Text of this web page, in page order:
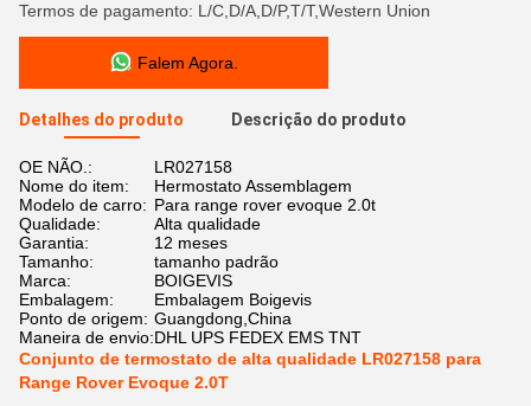
Termos de pagamento: L/C,D/A,D/P,T/T,Western Union
Falem Agora.
Detalhes do produto Descrição do produto
OE NÃO.:
LR027158
Nome do item:
Hermostato Assemblagem
Modelo de carro: Para range rover evoque 2.0t
Qualidade:
Alta qualidade
Garantia:
12 meses
Tamanho:
tamanho padrão
Marca:
BOIGEVIS
Embalagem:
Embalagem Boigevis
Ponto de origem: Guangdong,China
Maneira de envio:DHL UPS FEDEX EMS TNT
Conjunto de termostato de alta qualidade LR027158 para
Range Rover Evoque 2.0T